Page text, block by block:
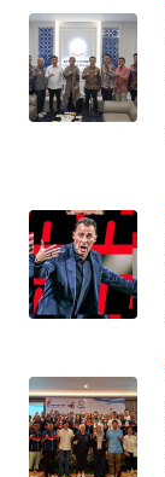
WN
MALUKU
WN
DAIRI
WN
WN
NIAS